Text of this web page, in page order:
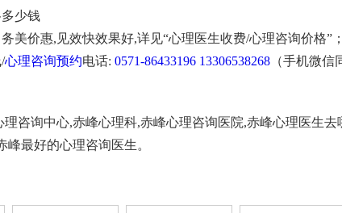
少钱
美价惠,见效快效果好,详见“心理医生收费/心理咨询价格”；
心理咨询预约电话: 0571-86433196 13306538268 （手机微信
咨询中心,赤峰心理科,赤峰心理咨询医院,赤峰心理医生
最好的心理咨询医生。